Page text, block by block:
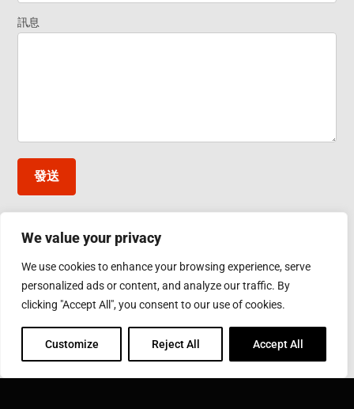
We value your privacy
We use cookies to enhance your browsing experience, serve
personalized ads or content, and analyze our traffic. By
clicking "Accept All", you consent to our use of cookies.
Customize Reject All Accept All
資
訊息
發送
台灣應達股份有限公司
彰化縣鹿港鎮彰濱工業區工業西五路10號
Phone: 886-4-7811630
Fax: 886-4-7811631